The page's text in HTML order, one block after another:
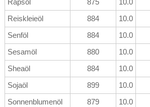
Rapsöl
875 10.0
Reiskleieöl
884 10.0
Senföl
884 10.0
Sesamöl
880 10.0
Sheaöl
884 10.0
Sojaöl
899 10.0
Sonnenblumenöl
879 10.0